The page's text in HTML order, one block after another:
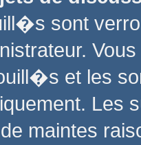
sont
et les
Les
maintes